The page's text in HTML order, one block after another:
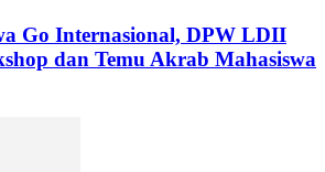
Go Internasional, DPW LDII
dan Temu Akrab Mahasiswa